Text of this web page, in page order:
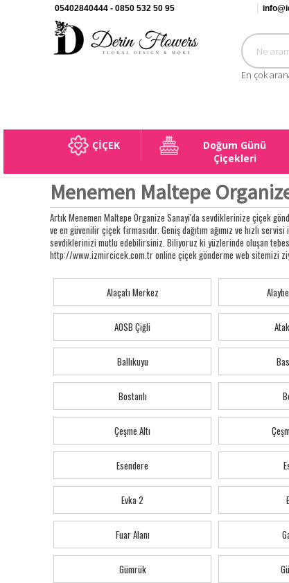
05402840444 - 0850 532 50 95
En çok
ÇİÇEK
Doğum Günü
Çiçekleri
Menemen Maltepe
Artık Menemen Maltepe Organize Sanayi'da sevdiklerinize çiçek
ve en güvenilir çiçek firmasıdır. Geniş dağıtım ağımız ve hızlı
sevdiklerinizi mutlu edebilirsiniz. Biliyoruz ki yüzlerinde oluşan
http://www.izmircicek.com.tr online çiçek gönderme web sitemizi
Alaçatı Merkez
AOSB Çiğli
Ballıkuyu
Bostanlı
Çeşme Altı
Esendere
Evka 2
Fuar Alanı
Gümrük